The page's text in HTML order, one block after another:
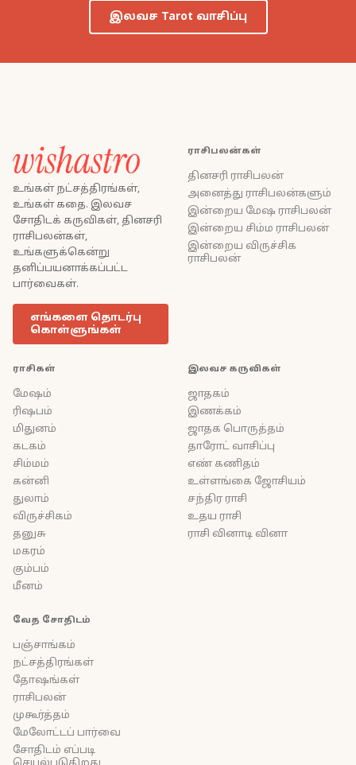
இலவச Tarot வாசிப்பு
உங்கள் நட்சத்திரங்கள்,
உங்கள் கதை. இலவச
சோதிடக் கருவிகள், தினசரி
ராசிபலன்கள்,
உங்களுக்கென்று
தனிப்பயனாக்கப்பட்ட
பார்வைகள்.
எங்களை தொடர்பு
கொள்ளுங்கள்
ராசிபலன்கள்
தினசரி ராசிபலன்
அனைத்து ராசிபலன்களும்
இன்றைய மேஷ ராசிபலன்
இன்றைய சிம்ம ராசிபலன்
இன்றைய விருச்சிக
ராசிபலன்
ராசிகள்
மேஷம்
ரிஷபம்
மிதுனம்
கடகம்
சிம்மம்
கன்னி
துலாம்
விருச்சிகம்
தனுசு
மகரம்
கும்பம்
மீனம்
இலவச கருவிகள்
ஜாதகம்
இணக்கம்
ஜாதக பொருத்தம்
தாரோட் வாசிப்பு
எண் கணிதம்
உள்ளங்கை ஜோசியம்
சந்திர ராசி
உதய ராசி
ராசி வினாடி வினா
வேத சோதிடம்
பஞ்சாங்கம்
நட்சத்திரங்கள்
தோஷங்கள்
ராசிபலன்
முகூர்த்தம்
மேலோட்டப் பார்வை
சோதிடம் எப்படி